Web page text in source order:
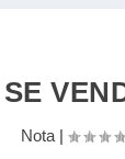
Nota|